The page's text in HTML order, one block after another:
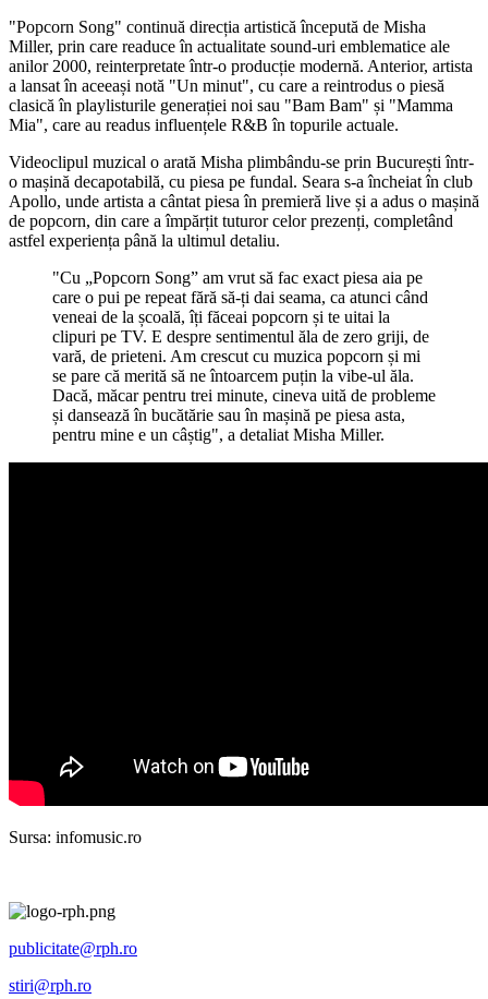
"Popcorn Song" continuă direcția artistică începută de Misha
Miller, prin care readuce în actualitate sound-uri emblematice ale
anilor 2000, reinterpretate într-o producție modernă. Anterior, artista
a lansat în aceeași notă "Un minut", cu care a reintrodus o piesă
clasică în playlisturile generației noi sau "Bam Bam" și "Mamma
Mia", care au readus influențele R&B în topurile actuale.
Videoclipul muzical o arată Misha plimbându-se prin București într-
o mașină decapotabilă, cu piesa pe fundal. Seara s-a încheiat în club
Apollo, unde artista a cântat piesa în premieră live și a adus o mașină
de popcorn, din care a împărțit tuturor celor prezenți, completând
astfel experiența până la ultimul detaliu.
"Cu „Popcorn Song” am vrut să fac exact piesa aia pe
care o pui pe repeat fără să-ți dai seama, ca atunci când
veneai de la școală, îți făceai popcorn și te uitai la
clipuri pe TV. E despre sentimentul ăla de zero griji, de
vară, de prieteni. Am crescut cu muzica popcorn și mi
se pare că merită să ne întoarcem puțin la vibe-ul ăla.
Dacă, măcar pentru trei minute, cineva uită de probleme
și dansează în bucătărie sau în mașină pe piesa asta,
pentru mine e un câștig", a detaliat Misha Miller.
Sursa: infomusic.ro
publicitate@rph.ro
stiri@rph.ro